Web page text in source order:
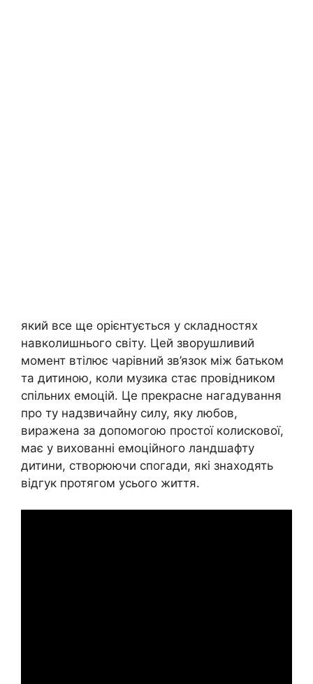
який все ще орієнтується у складностях
навколишнього світу. Цей зворушливий
момент втілює чарівний зв’язок між батьком
та дитиною, коли музика стає провідником
спільних емоцій. Це прекрасне нагадування
про ту надзвичайну силу, яку любов,
виражена за допомогою простої колискової,
має у вихованні емоційного ландшафту
дитини, створюючи спогади, які знаходять
відгук протягом усього життя.